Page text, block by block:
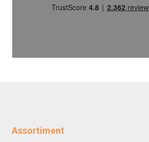
Assortiment